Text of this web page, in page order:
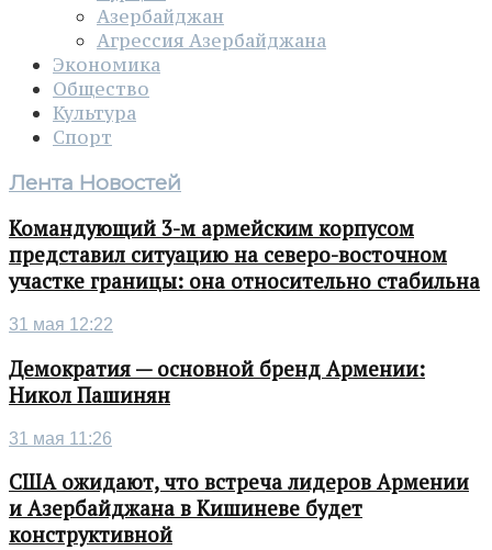
Азербайджан
Агрессия Азербайджана
Экономика
Общество
Культура
Спорт
Лента Новостей
Командующий 3-м армейским корпусом
представил ситуацию на северо-восточном
участке границы: она относительно стабильна
31 мая 12:22
Демократия — основной бренд Армении:
Никол Пашинян
31 мая 11:26
США ожидают, что встреча лидеров Армении
и Азербайджана в Кишиневе будет
конструктивной